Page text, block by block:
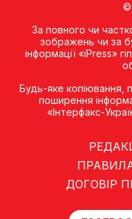
©
За повного чи
зображень чи за
інформації «iPress»
Будь-яке копiювання,
поширення
«Iнтерфакс-
ДОГОВІР